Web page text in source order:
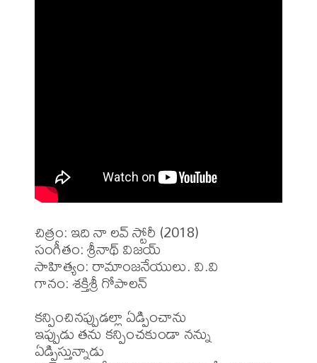
చిత్రం: ఇది నా లవ్ స్టోరీ (2018)
సంగీతం: శ్రీనాథ్ విజయ్
సాహిత్యం: రామాంజనేయులు. వి.వి
గానం: శక్తిశ్రీ గోపాలన్
కన్పించినప్పుడల్లా ఏడ్పించాను
ఇప్పుడు తను కన్పించకుండా నన్ను
ఏడ్పిస్తున్నాడు